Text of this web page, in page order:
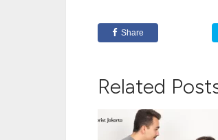
Share
Related